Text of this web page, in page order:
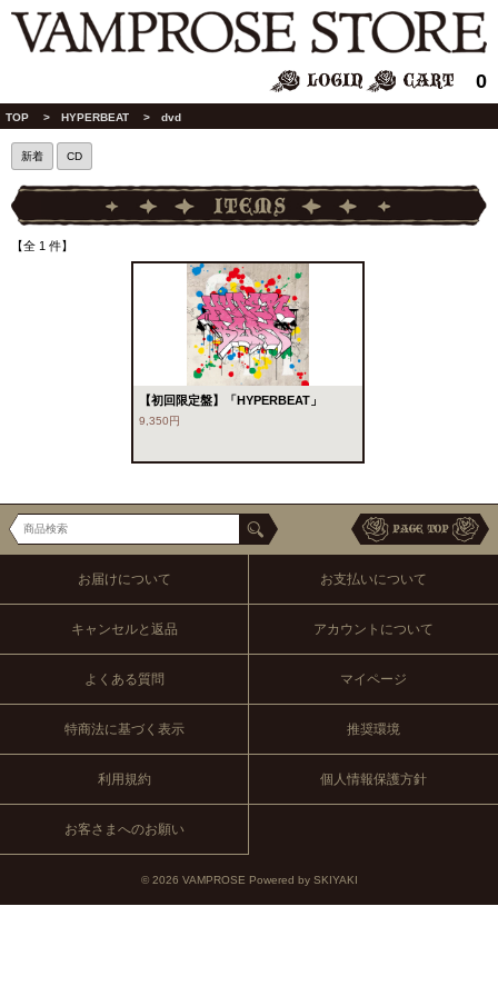
0
TOP > HYPERBEAT > dvd
新着 CD
【全 1 件】
【初回限定盤】「HYPERBEAT」
9,350円
お届けについて お支払いについて
キャンセルと返品 アカウントについて
よくある質問 マイページ
特商法に基づく表示 推奨環境
利用規約 個人情報保護方針
お客さまへのお願い
© 2026 VAMPROSE Powered by SKIYAKI